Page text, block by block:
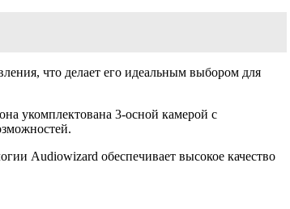
что делает его идеальным выбором для
укомплектована 3-осной камерой с
Audiowizard обеспечивает высокое качество